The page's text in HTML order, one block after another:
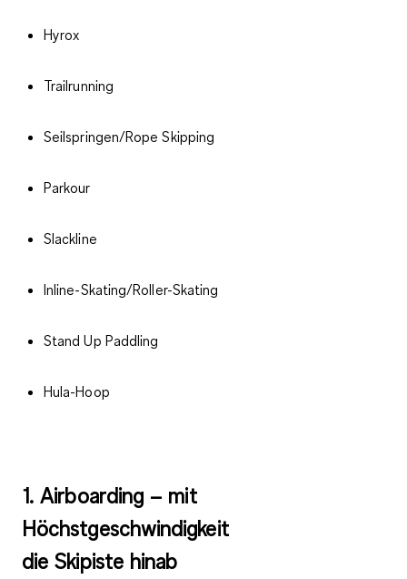
Hyrox
Trailrunning
Seilspringen/Rope Skipping
Parkour
Slackline
Inline-Skating/Roller-Skating
Stand Up Paddling
Hula-Hoop
1. Airboarding – mit
Höchstgeschwindigkeit
die Skipiste hinab